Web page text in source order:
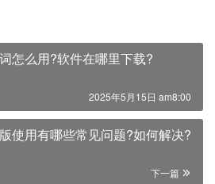
怎么用?软件在哪里下载?
2025年5月15日 am8:00
使用有哪些常见问题?如何解决?
下一篇